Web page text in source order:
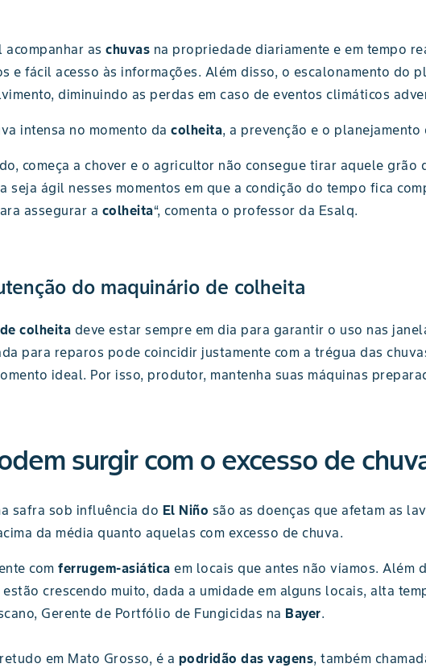
acompanhar as chuvas na propriedade diariamente e em tempo
e fácil acesso às informações. Além disso, o escalonamento do
diminuindo as perdas em caso de eventos climáticos
intensa no momento da colheita, a prevenção e o planejamento
começa a chover e o agricultor não consegue tirar aquele grão
seja ágil nesses momentos em que a condição do tempo fica
assegurar a colheita“, comenta o professor da Esalq.
do maquinário de colheita
colheita deve estar sempre em dia para garantir o uso nas
para reparos pode coincidir justamente com a trégua das
ideal. Por isso, produtor, mantenha suas máquinas
surgir com o excesso de
safra sob influência do El Niño são as doenças que afetam as
da média quanto aquelas com excesso de chuva.
com ferrugem-asiática em locais que antes não víamos. Além
crescendo muito, dada a umidade em alguns locais, alta
Gerente de Portfólio de Fungicidas na Bayer.
em Mato Grosso, é a podridão das vagens, também